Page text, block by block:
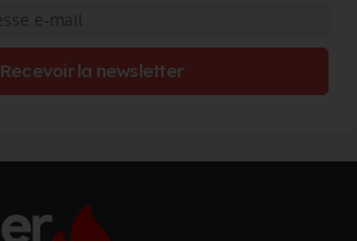
Recevoir la newsletter